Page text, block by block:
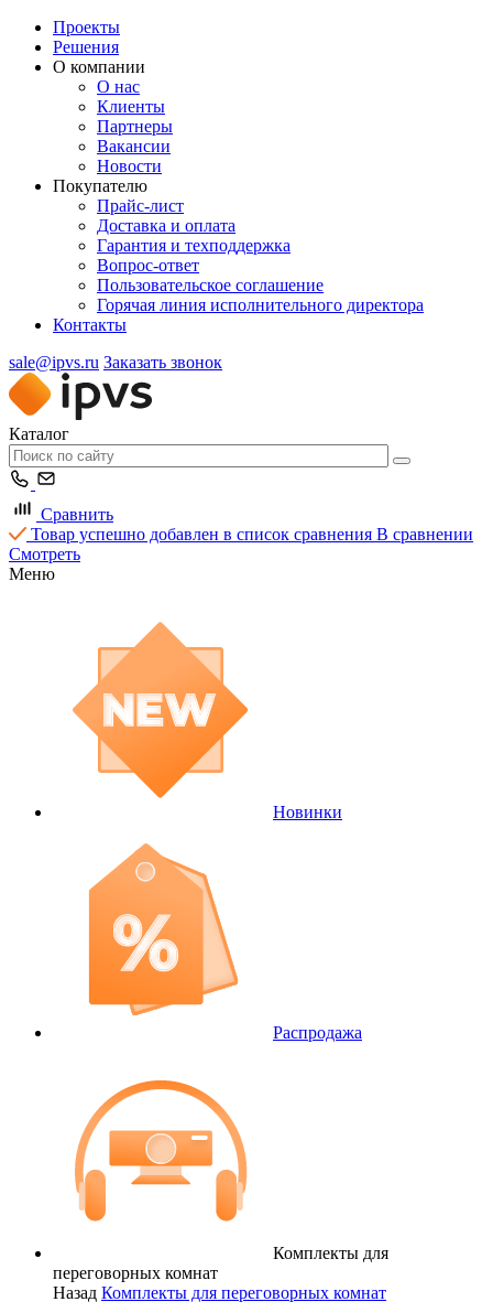
Проекты
Решения
О компании
О нас
Клиенты
Партнеры
Вакансии
Новости
Покупателю
Прайс-лист
Доставка и оплата
Гарантия и техподдержка
Вопрос-ответ
Пользовательское соглашение
Горячая линия исполнительного директора
Контакты
sale@ipvs.ru Заказать звонок
Каталог
Сравнить
Товар успешно добавлен в список сравнения В сравнении
Смотреть
Меню
Новинки
Распродажа
Комплекты для
переговорных комнат
Назад Комплекты для переговорных комнат